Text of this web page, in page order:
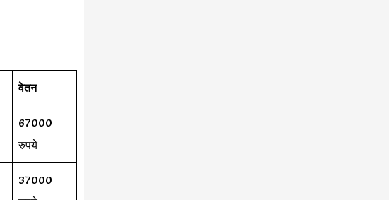
वेतन
67000
रुपये
37000